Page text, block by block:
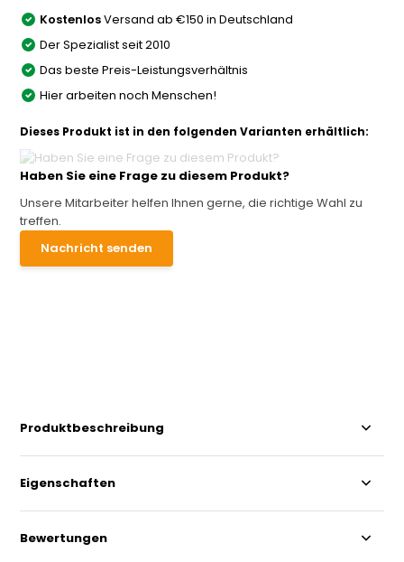
KostenlosVersand ab €150 in Deutschland
Der Spezialist seit 2010
Das beste Preis-Leistungsverhältnis
Hier arbeiten noch Menschen!
Dieses Produkt ist in den folgenden Varianten erhältlich:
Haben Sie eine Frage zu diesem Produkt?
Unsere Mitarbeiter helfen Ihnen gerne, die richtige Wahl zu
treffen.
Nachricht senden
Produktbeschreibung
Eigenschaften
Bewertungen